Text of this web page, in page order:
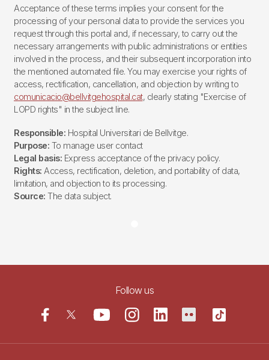
Acceptance of these terms implies your consent for the
processing of your personal data to provide the services you
request through this portal and, if necessary, to carry out the
necessary arrangements with public administrations or entities
involved in the process, and their subsequent incorporation into
the mentioned automated file. You may exercise your rights of
access, rectification, cancellation, and objection by writing to
comunicacio@bellvitgehospital.cat, clearly stating "Exercise of
LOPD rights" in the subject line.
Responsible: Hospital Universitari de Bellvitge.
Purpose: To manage user contact
Legal basis: Express acceptance of the privacy policy.
Rights: Access, rectification, deletion, and portability of data,
limitation, and objection to its processing.
Source: The data subject.
Follow us